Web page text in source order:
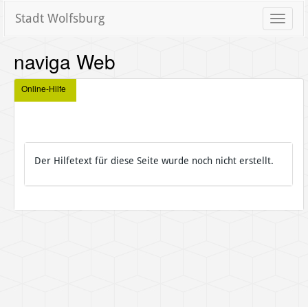
Toggle
Stadt Wolfsburg
naviga Web
Online-Hilfe
Der Hilfetext für diese Seite wurde noch nicht erstellt.